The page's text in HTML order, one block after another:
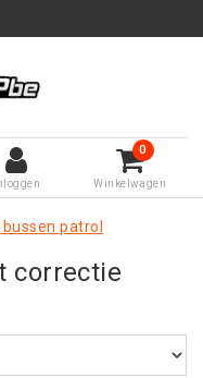
0
Winkelwagen
patrol
correctie